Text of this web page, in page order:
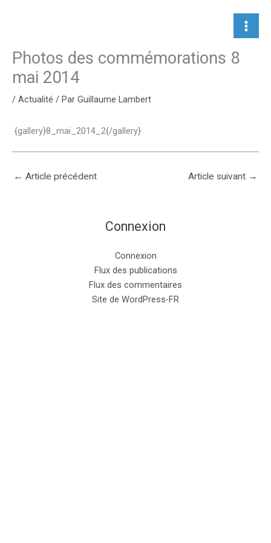
Photos des commémorations 8
mai 2014
/ Actualité / Par Guillaume Lambert
{gallery}8_mai_2014_2{/gallery}
← Article précédent Article suivant →
Connexion
Connexion
Flux des publications
Flux des commentaires
Site de WordPress-FR